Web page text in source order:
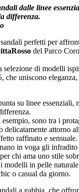
dalle linee
differenza.
perfetti per
del Parco
selezione di modelli
che uniscono
su linee essenziali,
sono tra i
delicatamente attorno
raffinato e sensuale.
in voga gli
chi ama uno stile
modelli in pelle
o casual da giorno.